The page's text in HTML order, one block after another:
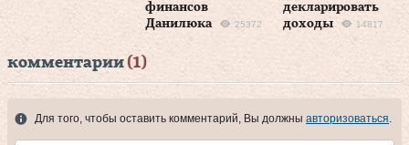
финансов
Данилюка
25372
декларировать
доходы
14817
комментарии (1)
Для того, чтобы оставить комментарий, Вы должны авторизоваться.